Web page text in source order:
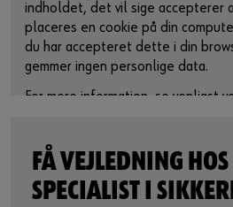
indholdet, det vil sige accepterer
placeres en cookie på din
du har accepteret dette i din
gemmer ingen personlige data.
For mere information, se venligst
Aktiver
Du kan også bruge dette link til at
FÅ VEJLEDNING
SPECIALIST I